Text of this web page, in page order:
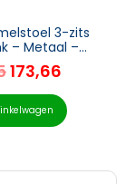
3-zits
– Metaal –
–
x 85 cm
173,66